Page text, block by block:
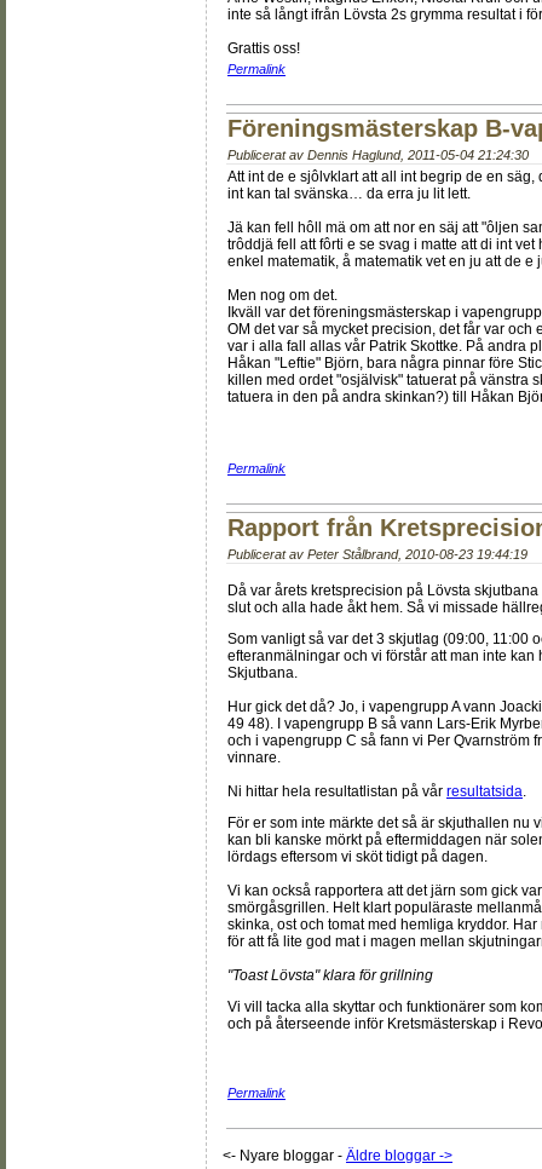
inte så långt ifrån Lövsta 2s grymma resultat i
Grattis oss!
Permalink
Föreningsmästerskap B-
Publicerat av Dennis Haglund, 2011-05-04 21:24:30
Att int de e sjôlvklart att all int begrip de en
int kan tal svänska… da erra ju lit lett.
Jä kan fell hôll mä om att nor en säj att "ôljen
trôddjä fell att fôrti e se svag i matte att di int
enkel matematik, å matematik vet en ju att de
Men nog om det.
Ikväll var det föreningsmästerskap i
OM det var så mycket precision, det får var och
var i alla fall allas vår Patrik Skottke. På andra
Håkan "Leftie" Björn, bara några pinnar före
killen med ordet "osjälvisk" tatuerat på vänstra
tatuera in den på andra skinkan?) till Håkan
Permalink
Rapport från
Publicerat av Peter Stålbrand, 2010-08-23 19:44:19
Då var årets kretsprecision på Lövsta
slut och alla hade åkt hem. Så vi missade
Som vanligt så var det 3 skjutlag (09:00, 11:00
efteranmälningar och vi förstår att man inte
Skjutbana.
Hur gick det då? Jo, i vapengrupp A vann
49 48). I vapengrupp B så vann Lars-Erik
och i vapengrupp C så fann vi Per Qvarnström
vinnare.
Ni hittar hela resultatlistan på vår resultatsida.
För er som inte märkte det så är skjuthallen nu
kan bli kanske mörkt på eftermiddagen när
lördags eftersom vi sköt tidigt på dagen.
Vi kan också rapportera att det järn som gick
smörgåsgrillen. Helt klart populäraste
skinka, ost och tomat med hemliga kryddor.
för att få lite god mat i magen mellan
"Toast Lövsta" klara för grillning
Vi vill tacka alla skyttar och funktionärer som
och på återseende inför Kretsmästerskap i
Permalink
<- Nyare bloggar - Äldre bloggar ->